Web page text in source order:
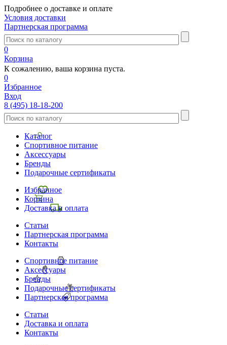
Подробнее о доставке и оплате
Условия доставки
Партнерская программа
0
Корзина
К сожалению, ваша корзина пуста.
0
Избранное
Вход
8 (495) 18-18-200
Каталог
Спортивное питание
Аксессуары
Бренды
Подарочные сертификаты
Избранное
Корзина
Доставка и оплата
Статьи
Партнерская программа
Контакты
Спортивное питание
Аксессуары
Бренды
Подарочные сертификаты
Партнерская программа
Статьи
Доставка и оплата
Контакты